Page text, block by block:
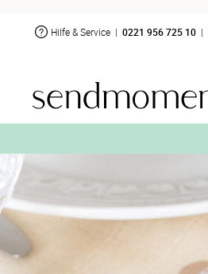
Hilfe & Service | 0221 956 725 10 |